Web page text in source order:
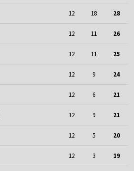
12 18 28
12 11 26
12 11 25
12 9 24
12 6 21
12 9 21
12 5 20
12 3 19